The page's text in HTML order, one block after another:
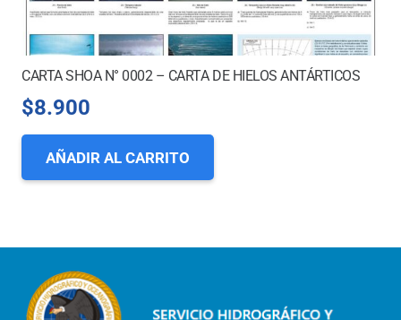
CARTA SHOA N° 0002 – CARTA DE HIELOS ANTÁRTICOS
$8.900
AÑADIR AL CARRITO